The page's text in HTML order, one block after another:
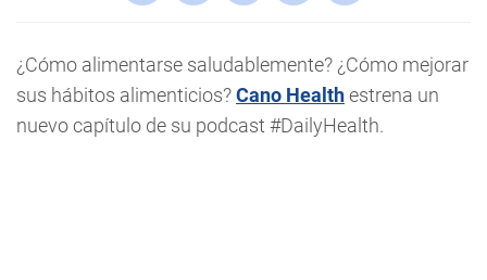
¿Cómo alimentarse saludablemente? ¿Cómo mejorar
sus hábitos alimenticios?Cano Healthestrena un
nuevo capítulo de su podcast #DailyHealth.